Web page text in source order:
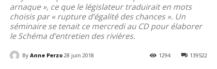
arnaque », ce que le législateur traduirait en mots
choisis par « rupture d’égalité des chances ». Un
séminaire se tenait ce mercredi au CD pour élaborer
le Schéma d’entretien des rivières.
By Anne Perzo 28 juin 2018 139522
1294